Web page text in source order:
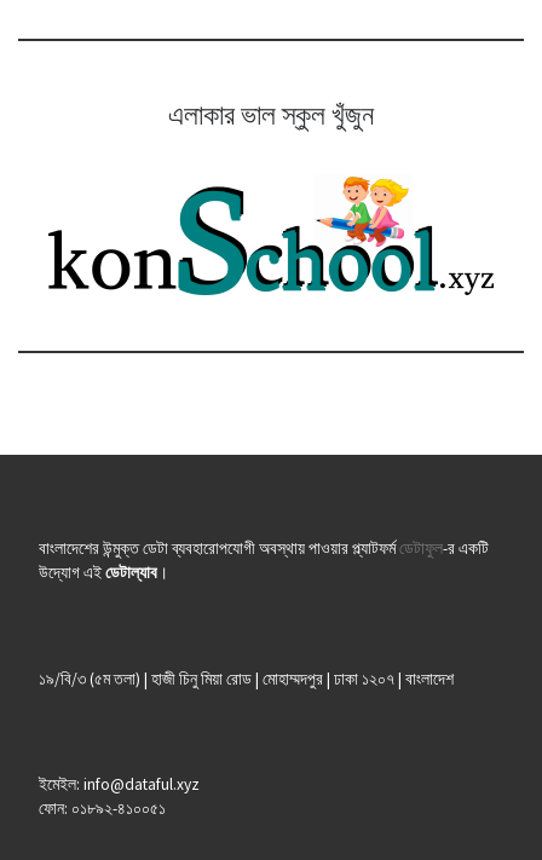
এলাকার ভাল স্কুল খুঁজুন
বাংলাদেশের উন্মুক্ত ডেটা ব্যবহারোপযোগী অবস্থায় পাওয়ার প্ল্যাটফর্মডেটাফুল-র একটি
উদ্যোগ এইডেটাল্যাব।
১৯/বি/৩ (৫ম তলা) | হাজী চিনু মিয়া রোড | মোহাম্মদপুর | ঢাকা ১২০৭ | বাংলাদেশ
ইমেইল: info@dataful.xyz
ফোন: ০১৮৯২-৪১০০৫১